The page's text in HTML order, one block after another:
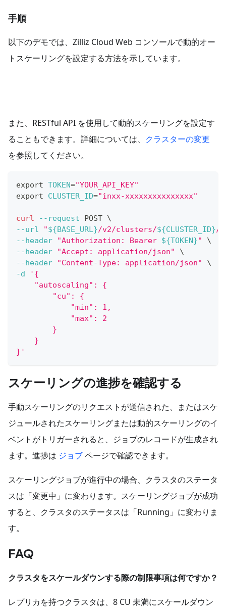
手順
以下のデモでは、Zilliz Cloud Web コンソールで動的オー
トスケーリングを設定する方法を示しています。
また、RESTful API を使用して動的スケーリングを設定す
ることもできます。詳細については、 クラスターの変更
を参照してください。
export TOKEN="YOUR_API_KEY"
export
CLUSTER_ID="inxx-xxxxxxxxxxxxxxx"
curl --request POST \
--url
"${BASE_URL}/v2/clusters/${CLUSTER_ID}/
--header
"Authorization: Bearer ${TOKEN}"
\
--header
"Accept: application/json"
\
--header
"Content-Type: application/json"
\
-d
'{
    "autoscaling": {
        "cu": {
            "min": 1,
            "max": 2
        }
    }
}'
スケーリングの進捗を確認する
手動スケーリングのリクエストが送信された、またはスケ
ジュールされたスケーリングまたは動的スケーリングのイ
ベントがトリガーされると、ジョブのレコードが生成され
ます。進捗は ジョブページで確認できます。
スケーリングジョブが進行中の場合、クラスタのステータ
スは「変更中」に変わります。スケーリングジョブが成功
すると、クラスタのステータスは「Running」に変わりま
す。
FAQ
クラスタをスケールダウンする際の制限事項は何ですか？
レプリカを持つクラスタは、8 CU 未満にスケールダウン